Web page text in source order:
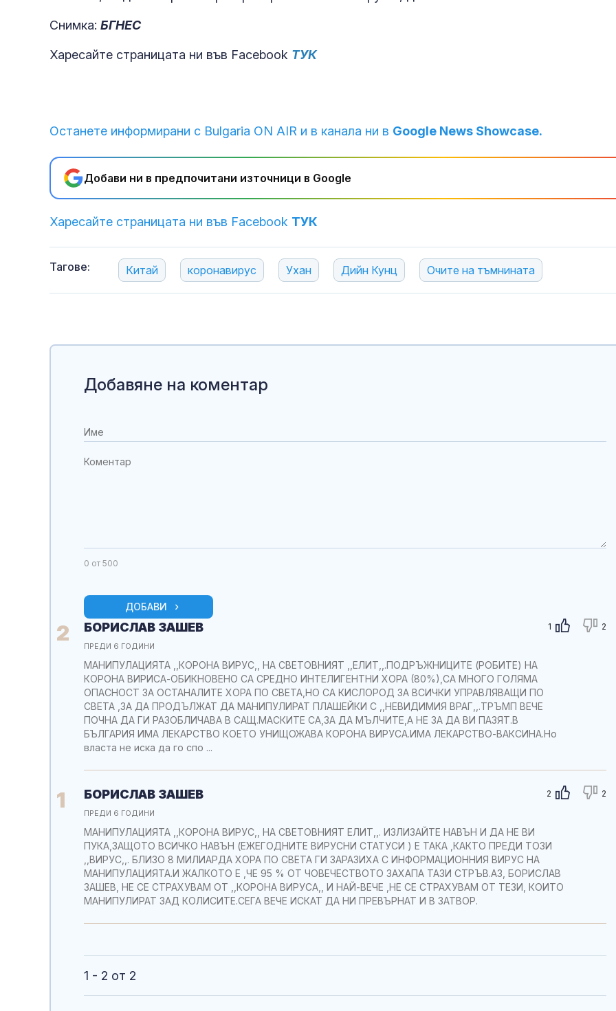
Снимка: БГНЕС
Харесайте страницата ни във Facebook ТУК
Останете информирани с Bulgaria ON AIR и в канала ни в Google News Showcase.
Добави ни в предпочитани източници в Google
Харесайте страницата ни във Facebook ТУК
Тагове: Китай коронавирус Ухан Дийн Кунц Очите на тъмнината
Добавяне на коментар
0 от 500
ДОБАВИ
2 1 2
БОРИСЛАВ ЗАШЕВ
ПРЕДИ 6 ГОДИНИ
МАНИПУЛАЦИЯТА ,,КОРОНА ВИРУС,, НА СВЕТОВНИЯТ ,,ЕЛИТ,,.ПОДРЪЖНИЦИТЕ (РОБИТЕ) НА
КОРОНА ВИРИСА-ОБИКНОВЕНО СА СРЕДНО ИНТЕЛИГЕНТНИ ХОРА (80%),СА МНОГО ГОЛЯМА
ОПАСНОСТ ЗА ОСТАНАЛИТЕ ХОРА ПО СВЕТА,НО СА КИСЛОРОД ЗА ВСИЧКИ УПРАВЛЯВАЩИ ПО
СВЕТА ,ЗА ДА ПРОДЪЛЖАТ ДА МАНИПУЛИРАТ ПЛАШЕЙКИ С ,,НЕВИДИМИЯ ВРАГ,,.ТРЪМП ВЕЧЕ
ПОЧНА ДА ГИ РАЗОБЛИЧАВА В САЩ.MАСКИТЕ СА,ЗА ДА МЪЛЧИТЕ,А НЕ ЗА ДА ВИ ПАЗЯТ.В
БЪЛГАРИЯ ИМА ЛЕКАРСТВО КОЕТО УНИЩОЖАВА КОРОНА ВИРУСА.ИМА ЛЕКАРСТВО-ВАКСИНА.Но
власта не иска да го спо ...
1 2 2
БОРИСЛАВ ЗАШЕВ
ПРЕДИ 6 ГОДИНИ
МАНИПУЛАЦИЯТА ,,КОРОНА ВИРУС,, НА СВЕТОВНИЯТ ЕЛИТ,,. ИЗЛИЗАЙТЕ НАВЪН И ДА НЕ ВИ
ПУКА,ЗАЩОТО ВСИЧКО НАВЪН (ЕЖЕГОДНИТЕ ВИРУСНИ СТАТУСИ ) Е ТАКА ,КАКТО ПРЕДИ ТОЗИ
,,ВИРУС,,. БЛИЗО 8 МИЛИАРДА ХОРА ПО СВЕТА ГИ ЗАРАЗИХА С ИНФОРМАЦИОННИЯ ВИРУС НА
МАНИПУЛАЦИЯТА.И ЖАЛКОТО Е ,ЧЕ 95 % ОТ ЧОВЕЧЕСТВОТО ЗАХАПА ТАЗИ СТРЪВ.AЗ, БОРИСЛАВ
ЗАШЕВ, НЕ СЕ СТРАХУВАМ ОТ ,,КОРОНА ВИРУСА,, И НАЙ-ВЕЧЕ ,НЕ СЕ СТРАХУВАМ ОТ ТЕЗИ, КОИТО
МАНИПУЛИРАТ ЗАД КОЛИСИТЕ.СЕГА ВЕЧЕ ИСКАТ ДА НИ ПРЕВЪРНАТ И В ЗАТВОР.
1 - 2 от 2